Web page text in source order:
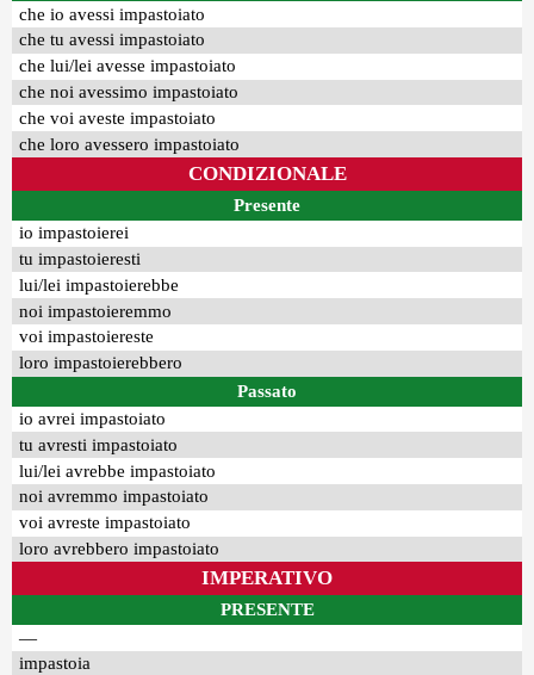
che io avessi impastoiato
che tu avessi impastoiato
che lui/lei avesse impastoiato
che noi avessimo impastoiato
che voi aveste impastoiato
che loro avessero impastoiato
CONDIZIONALE
Presente
io impastoierei
tu impastoieresti
lui/lei impastoierebbe
noi impastoieremmo
voi impastoiereste
loro impastoierebbero
Passato
io avrei impastoiato
tu avresti impastoiato
lui/lei avrebbe impastoiato
noi avremmo impastoiato
voi avreste impastoiato
loro avrebbero impastoiato
IMPERATIVO
PRESENTE
—
impastoia